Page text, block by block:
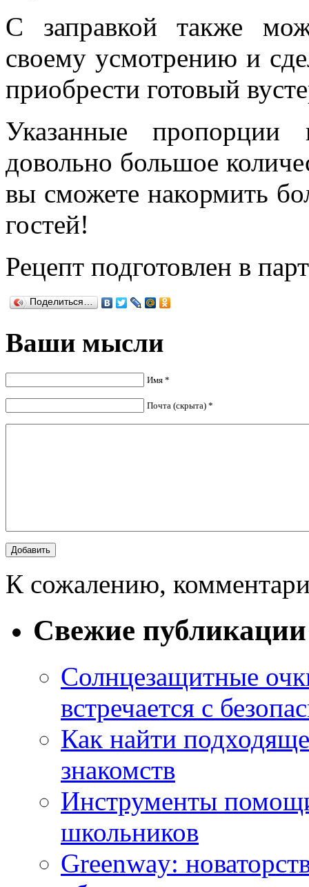
С заправкой также
своему усмотрению и
приобрести готовый
Указанные пропорции
довольно большое
вы сможете накормить
гостей!
Рецепт подготовлен в
Поделиться…
Ваши мысли
Имя *
Почта (скрыта) *
К сожалению,
Свежие публикации
Солнцезащитные
встречается с
Как найти
знакомств
Инструменты
школьников
Greenway: